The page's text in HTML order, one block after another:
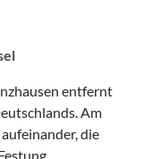
entfernt
Am
die